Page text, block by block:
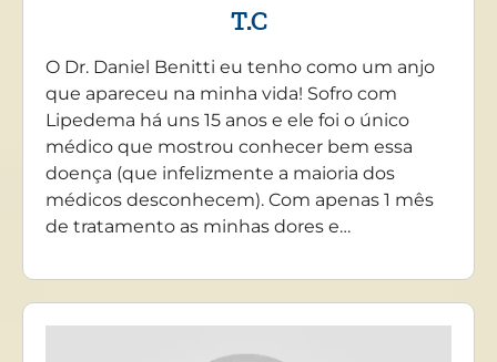
T.C
O Dr. Daniel Benitti eu tenho como um anjo
que apareceu na minha vida! Sofro com
Lipedema há uns 15 anos e ele foi o único
médico que mostrou conhecer bem essa
doença (que infelizmente a maioria dos
médicos desconhecem). Com apenas 1 mês
de tratamento as minhas dores e…